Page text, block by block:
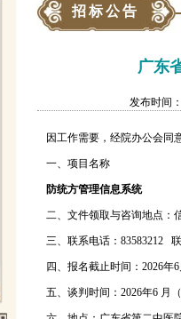
招标公告
广东
发布时间
因工作需要，经院办公会同
一、项目名称
防统方管理信息系统
二、文件领取与咨询地点：
三、联系电话：83583212
四、报名截止时间：2026年
五、谈判时间：2026年6 月